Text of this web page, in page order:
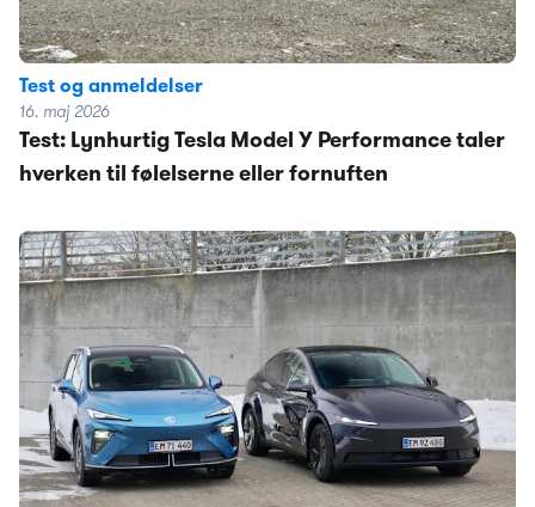
Test og anmeldelser
16. maj 2026
Test: Lynhurtig Tesla Model Y Performance taler
hverken til følelserne eller fornuften